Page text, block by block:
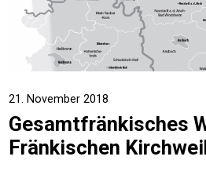
21. November 2018
Gesamtfränkisches
Fränkischen